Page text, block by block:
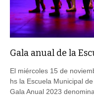
El miércoles 15 de
hs la Escuela Municipal
Gala Anual 2023
Sala Astor Piazzolla del